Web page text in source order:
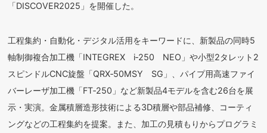
「DISCOVER2025」を開催した。
工程集約・自動化・デジタル活用をキーワードに、新製品の同時5
軸制御複合加工機「INTEGREX i‐250 NEO」や小型2タレット2
スピンドルCNC旋盤「QRX‐50MSY SG」、パイプ用高速ファイ
バーレーザ加工機「FT‐250」など新製品4モデルを含む26台を展
示・実演。金属積層造形技術による3D積層や部品補修、コーティ
ングなどの工程集約を提案。また、加工の見積もりからプログラミ